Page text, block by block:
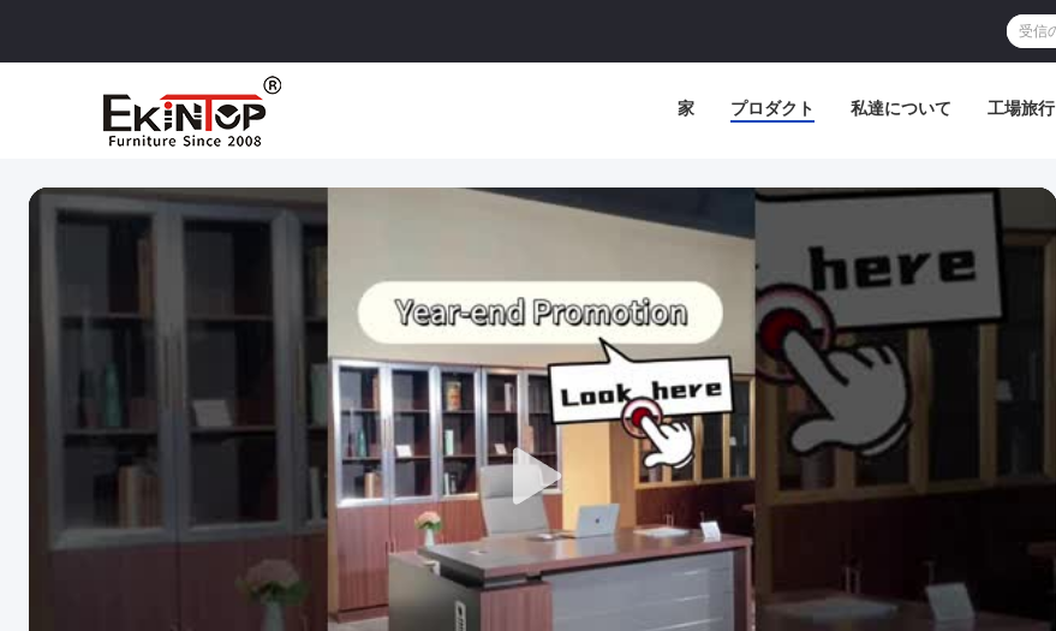
家 プロダクト 私達について 工場旅行